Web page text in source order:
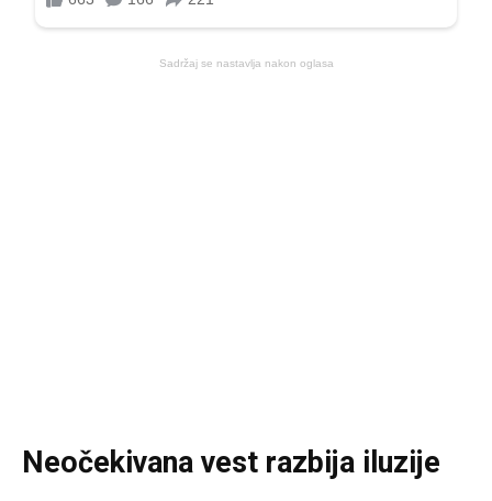
Sadržaj se nastavlja nakon oglasa
Neočekivana vest razbija iluzije